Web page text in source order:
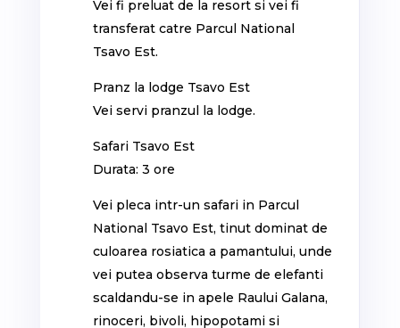
Vei fi preluat de la resort si vei fi
transferat catre Parcul National
Tsavo Est.
Pranz la lodge Tsavo Est
Vei servi pranzul la lodge.
Safari Tsavo Est
Durata: 3 ore
Vei pleca intr-un safari in Parcul
National Tsavo Est, tinut dominat de
culoarea rosiatica a pamantului, unde
vei putea observa turme de elefanti
scaldandu-se in apele Raului Galana,
rinoceri, bivoli, hipopotami si